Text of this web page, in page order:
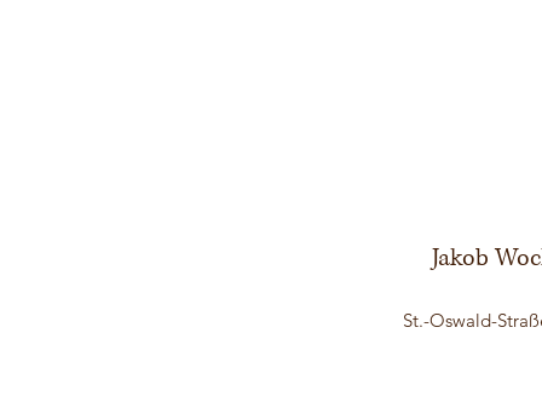
Jakob
St.-Oswald-